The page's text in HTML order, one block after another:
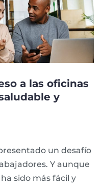
a las oficinas
y
un desafío
Y aunque
sido más fácil y